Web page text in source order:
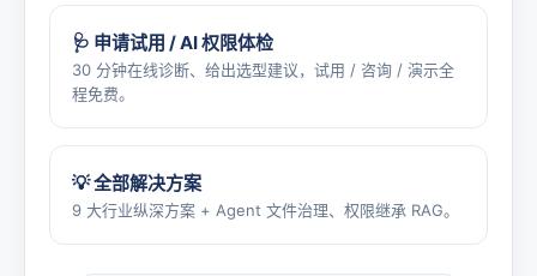
🩺 申请试用 / AI 权限体检
30 分钟在线诊断、给出选型建议，试用 / 咨询 / 演示全
程免费。
💡 全部解决方案
9 大行业纵深方案 + Agent 文件治理、权限继承 RAG。